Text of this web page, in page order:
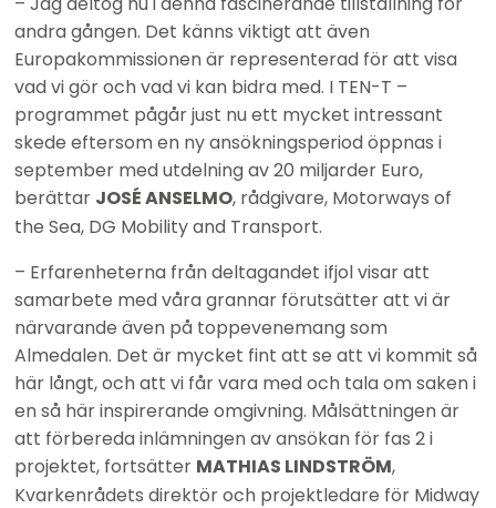
andra gången. Det känns viktigt att även
Europakommissionen är representerad för att visa
vad vi gör och vad vi kan bidra med. I TEN-T –
programmet pågår just nu ett mycket intressant
skede eftersom en ny ansökningsperiod öppnas i
september med utdelning av 20 miljarder Euro,
berättar JOSÉ ANSELMO, rådgivare, Motorways of
the Sea, DG Mobility and Transport.
– Erfarenheterna från deltagandet ifjol visar att
samarbete med våra grannar förutsätter att vi är
närvarande även på toppevenemang som
Almedalen. Det är mycket fint att se att vi kommit så
här långt, och att vi får vara med och tala om saken i
en så här inspirerande omgivning. Målsättningen är
att förbereda inlämningen av ansökan för fas 2 i
projektet, fortsätter MATHIAS LINDSTRÖM,
Kvarkenrådets direktör och projektledare för Midway